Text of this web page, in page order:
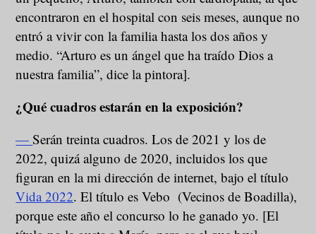
encontraron en el hospital con seis meses, aunque no
entró a vivir con la familia hasta los dos años y
medio. “Arturo es un ángel que ha traído Dios a
nuestra familia”, dice la pintora].
¿Qué cuadros estarán en la exposición?
―Serán treinta cuadros. Los de 2021 y los de
2022, quizá alguno de 2020, incluidos los que
figuran en la mi dirección de internet, bajo el título
Vida 2022. El título es Vebo (Vecinos de Boadilla),
porque este año el concurso lo he ganado yo. [El